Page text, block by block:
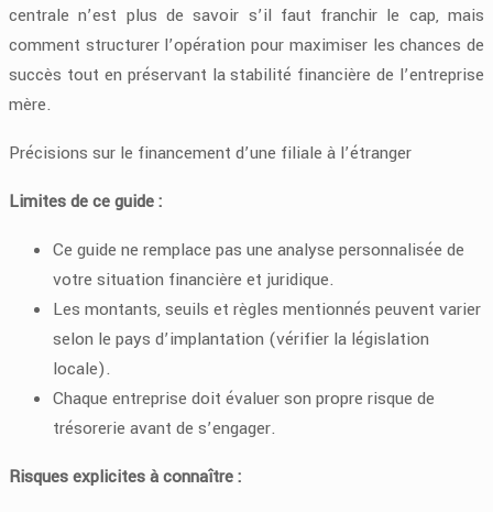
centrale n’est plus de savoir s’il faut franchir le cap, mais
comment structurer l’opération pour maximiser les chances de
succès tout en préservant la stabilité financière de l’entreprise
mère.
Précisions sur le financement d’une filiale à l’étranger
Limites de ce guide :
Ce guide ne remplace pas une analyse personnalisée de
votre situation financière et juridique.
Les montants, seuils et règles mentionnés peuvent varier
selon le pays d’implantation (vérifier la législation
locale).
Chaque entreprise doit évaluer son propre risque de
trésorerie avant de s’engager.
Risques explicites à connaître :